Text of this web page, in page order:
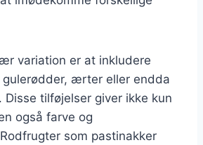
variation er at inkludere
gulerødder, ærter eller endda
Disse tilføjelser giver ikke kun
også farve og
som pastinakker